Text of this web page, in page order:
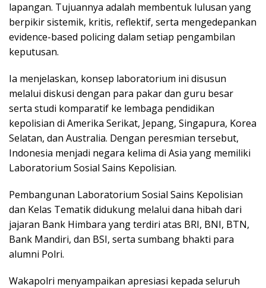
lapangan. Tujuannya adalah membentuk lulusan yang
berpikir sistemik, kritis, reflektif, serta mengedepankan
evidence-based policing dalam setiap pengambilan
keputusan.
Ia menjelaskan, konsep laboratorium ini disusun
melalui diskusi dengan para pakar dan guru besar
serta studi komparatif ke lembaga pendidikan
kepolisian di Amerika Serikat, Jepang, Singapura, Korea
Selatan, dan Australia. Dengan peresmian tersebut,
Indonesia menjadi negara kelima di Asia yang memiliki
Laboratorium Sosial Sains Kepolisian.
Pembangunan Laboratorium Sosial Sains Kepolisian
dan Kelas Tematik didukung melalui dana hibah dari
jajaran Bank Himbara yang terdiri atas BRI, BNI, BTN,
Bank Mandiri, dan BSI, serta sumbang bhakti para
alumni Polri.
Wakapolri menyampaikan apresiasi kepada seluruh